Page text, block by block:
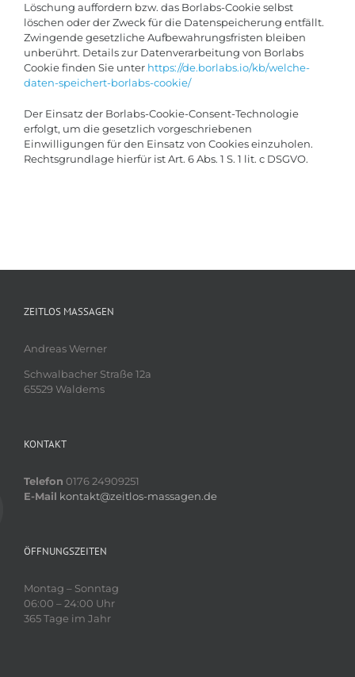
Löschung auffordern bzw. das Borlabs-Cookie selbst
löschen oder der Zweck für die Datenspeicherung entfällt.
Zwingende gesetzliche Aufbewahrungsfristen bleiben
unberührt. Details zur Datenverarbeitung von Borlabs
Cookie finden Sie unter https://de.borlabs.io/kb/welche-
daten-speichert-borlabs-cookie/
Der Einsatz der Borlabs-Cookie-Consent-Technologie
erfolgt, um die gesetzlich vorgeschriebenen
Einwilligungen für den Einsatz von Cookies einzuholen.
Rechtsgrundlage hierfür ist Art. 6 Abs. 1 S. 1 lit. c DSGVO.
ZEITLOS MASSAGEN
Andreas Werner
Schwalbacher Straße 12a
65529 Waldems
KONTAKT
Telefon 0176 24909251
E-Mail kontakt@zeitlos-massagen.de
ÖFFNUNGSZEITEN
Montag – Sonntag
06:00 – 24:00 Uhr
365 Tage im Jahr